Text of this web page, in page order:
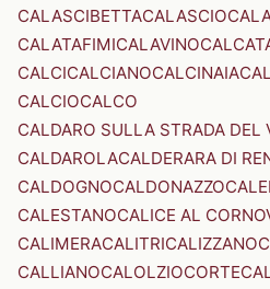
CALASCIBETTACALASCIO
CALATAFIMICALAVINO
CALCICALCIANOCALCINAIA
CALCIOCALCO
CALDARO SULLA STRADA DEL
CALDAROLACALDERARA DI
CALDOGNOCALDONAZZO
CALESTANOCALICE AL
CALIMERACALITRICALIZZANO
CALLIANOCALOLZIOCORTE